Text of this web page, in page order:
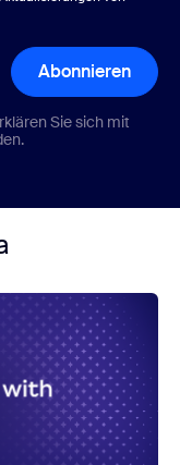
Abonnieren
Sie sich mit